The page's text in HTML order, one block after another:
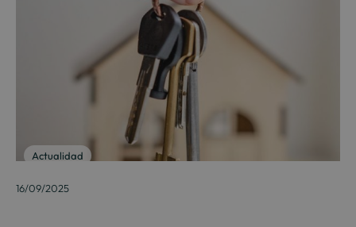
Actualidad
16/09/2025